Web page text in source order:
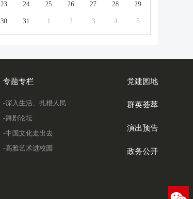
23 24 25 26 27 28 29
30 31 1 2 3 4 5
专题专栏
-深入生活、扎根人民
-舞剧论坛
-中国文化走出去
-高雅艺术进校园
党建园地
群英荟萃
演出预告
政务公开